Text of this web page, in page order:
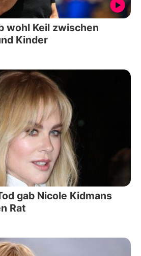
wohl Keil zwischen
Kinder
gab Nicole Kidmans
Rat